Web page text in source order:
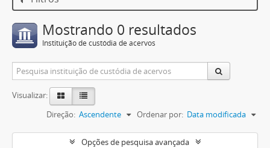
Mostrando 0 resultados
Instituição de custódia de acervos
Visualizar:
Ordenar por: Data modificada
Direção: Ascendente
Opções de pesquisa avançada